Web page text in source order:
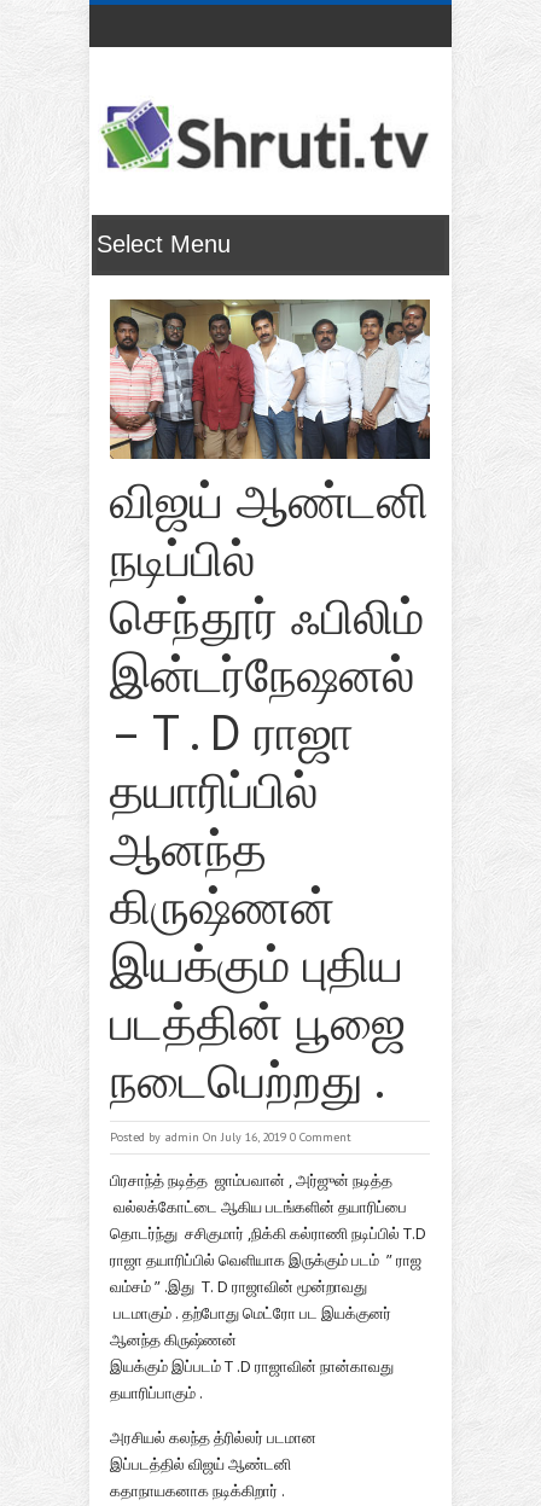
விஜய் ஆண்டனி
நடிப்பில்
செந்தூர் ஃபிலிம்
இன்டர்நேஷனல்
– T . D ராஜா
தயாரிப்பில்
ஆனந்த
கிருஷ்ணன்
இயக்கும் புதிய
படத்தின் பூஜை
நடைபெற்றது .
Posted by admin On July 16, 2019 0 Comment
பிரசாந்த் நடித்த ஜாம்பவான் , அர்ஜுன் நடித்த
வல்லக்கோட்டை ஆகிய படங்களின் தயாரிப்பை
தொடர்ந்து சசிகுமார் ,நிக்கி கல்ராணி நடிப்பில் T.D
ராஜா தயாரிப்பில் வெளியாக இருக்கும் படம் ” ராஜ
வம்சம் ” .இது T. D ராஜாவின் மூன்றாவது
படமாகும் . தற்போதுமெட்ரோ பட இயக்குனர்
ஆனந்த கிருஷ்ணன்
இயக்கும் இப்படம்T .D ராஜாவின் நான்காவது
தயாரிப்பாகும் .
அரசியல் கலந்த த்ரில்லர் படமான
இப்படத்தில் விஜய் ஆண்டனி
கதாநாயகனாகநடிக்கிறார் .